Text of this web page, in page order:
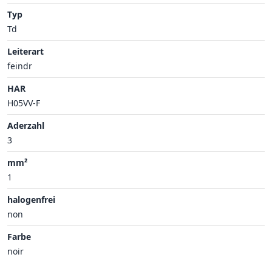
Typ
Td
Leiterart
feindr
HAR
H05VV-F
Aderzahl
3
mm²
1
halogenfrei
non
Farbe
noir